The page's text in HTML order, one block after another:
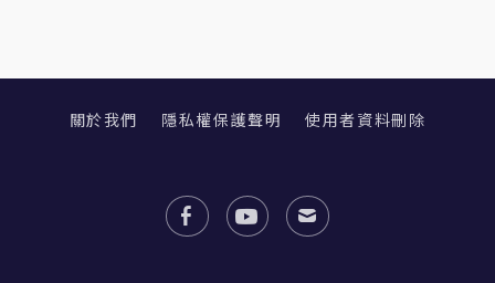
關於我們 隱私權保護聲明 使用者資料刪除